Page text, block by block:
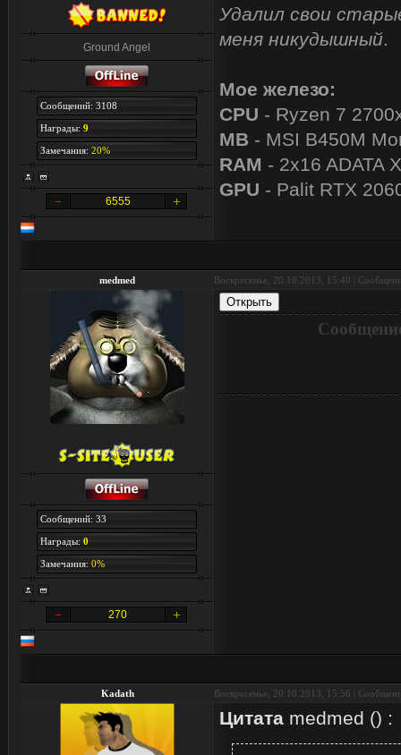
Ground Angel
Сообщений: 3108
Награды: 9
Замечания: 20%
6555
Удалил свои
меня никудышный.
Мое железо:
CPU - Ryzen 7
MB - MSI B450M
RAM - 2x16 ADATA
GPU - Palit RTX
medmed Воскресенье, 20.10.2013, 15:40 |
Сообщений: 33
Награды: 0
Замечания: 0%
270
Kadath Воскресенье, 20.10.2013, 15:56 |
Цитата medmed () :